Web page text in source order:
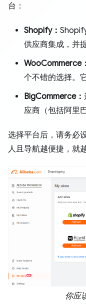
台：
Shopify：
供应商集成，并
WooCommerce：
个不错的选择。
BigCommerce：
应商（包括阿里
选择平台后，请务必
人且导航越便捷，就
你应